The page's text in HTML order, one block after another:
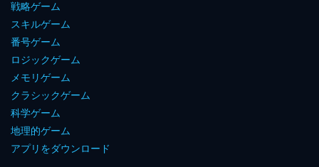
戦略ゲーム
スキルゲーム
番号ゲーム
ロジックゲーム
メモリゲーム
クラシックゲーム
科学ゲーム
地理的ゲーム
アプリをダウンロード